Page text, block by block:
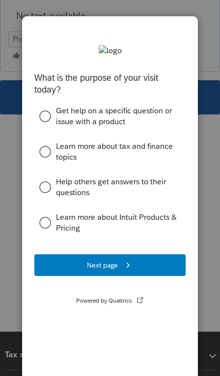
No text available
ProFile (Canada)
This topic has been closed for replies.
Tax software